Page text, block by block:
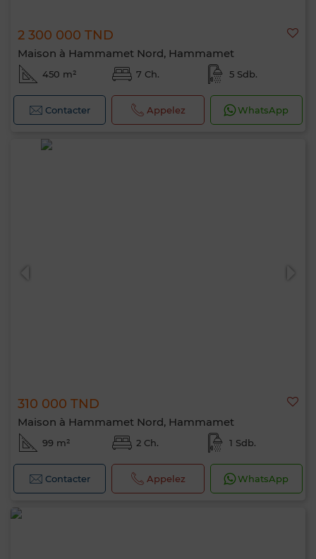
2 300 000 TND
Maison à Hammamet Nord, Hammamet
450 m² 7 Ch. 5 Sdb.
Contacter Appelez WhatsApp
310 000 TND
Maison à Hammamet Nord, Hammamet
99 m² 2 Ch. 1 Sdb.
Contacter Appelez WhatsApp